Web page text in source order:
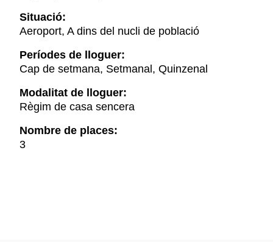
Situació:
Aeroport, A dins del nucli de població
Períodes de lloguer:
Cap de setmana, Setmanal, Quinzenal
Modalitat de lloguer:
Règim de casa sencera
Nombre de places:
3